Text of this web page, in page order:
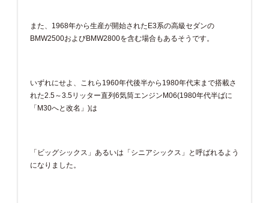
また、1968年から生産が開始されたE3系の高級セダンの
BMW2500およびBMW2800を含む場合もあるそうです。
いずれにせよ、これら1960年代後半から1980年代末まで搭載さ
れた2.5～3.5リッター直列6気筒エンジンM06(1980年代半ばに
「M30へと改名」)は
「ビッグシックス」あるいは「シニアシックス」と呼ばれるよう
になりました。